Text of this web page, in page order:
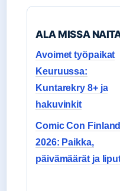
ALA MISSA
Avoimet työpaikat
Keuruussa:
Kuntarekry 8+ ja
hakuvinkit
Comic Con Finland
2026: Paikka,
päivämäärät ja